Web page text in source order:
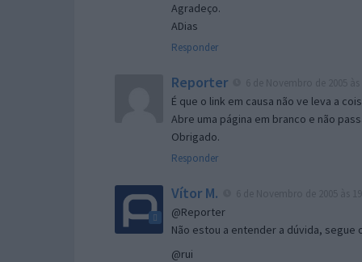
Agradeço.
ADias
Responder
Reporter
É que o link em causa não ve leva a
Abre uma página em branco e não
Obrigado.
Responder
Vítor M.
@Reporter
Não estou a entender a dúvida,
@rui